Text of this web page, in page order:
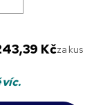
Kčza kus
víc.